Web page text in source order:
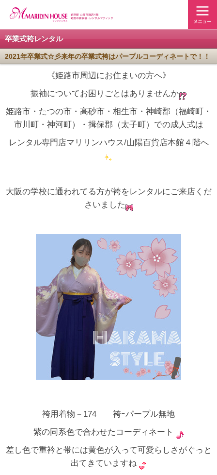
卒業式袴レンタル
2021年卒業式☆彡来年の卒業式袴はパープルコーディネートで！！
《姫路市周辺にお住まいの方へ》
振袖についてお困りごとはありませんか
姫路市・たつの市・高砂市・相生市・神崎郡（福崎町・
市川町・神河町）・揖保郡（太子町）での成人式は
レンタル専門店マリリンハウス/山陽百貨店本館４階へ
大阪の学校に通われてる方が袴をレンタルにご来店くだ
さいました
袴用着物－174 袴ｰパープル無地
紫の同系色で合わせたコーディネート
差し色で重衿と帯には黄色が入って可愛らしさがぐっと
出てきていますね